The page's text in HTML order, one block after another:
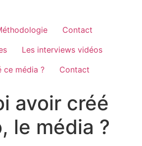
Contact
Les interviews vidéos
ce média ?
Contact
avoir créé
le média ?